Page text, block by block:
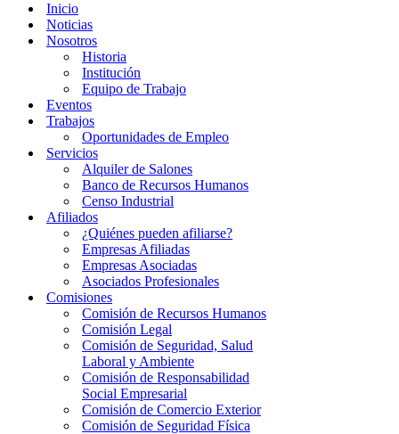
Inicio
Noticias
Nosotros
Historia
Institución
Equipo de Trabajo
Eventos
Trabajos
Oportunidades de Empleo
Servicios
Alquiler de Salones
Banco de Recursos Humanos
Censo Industrial
Afiliados
¿Quiénes pueden afiliarse?
Empresas Afiliadas
Empresas Asociadas
Asociados Profesionales
Comisiones
Comisión de Recursos Humanos
Comisión Legal
Comisión de Seguridad, Salud
Laboral y Ambiente
Comisión de Responsabilidad
Social Empresarial
Comisión de Comercio Exterior
Comisión de Seguridad Física